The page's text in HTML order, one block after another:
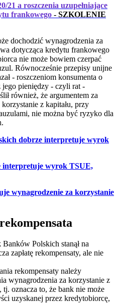
a roszczenia uzupełniające
frankowego - SZKOLENIE
dochodzić wynagrodzenia za
dotycząca kredytu frankowego
nie może bowiem czerpać
Równocześnie przepisy unijne
- roszczeniom konsumenta o
jego pieniędzy - czyli rat -
również, że argumentem za
z kapitału, przy
nie można być ryzyko dla
dobrze interpretuje wyrok
interpretuje wyrok TSUE,
wynagrodzenie za korzystanie
Polskich stanął na
zapłatę rekompensaty, ale nie
rekompensaty należy
wynagrodzenia za korzystanie z
oznacza to, że bank nie może
uzyskanej przez kredytobiorcę,